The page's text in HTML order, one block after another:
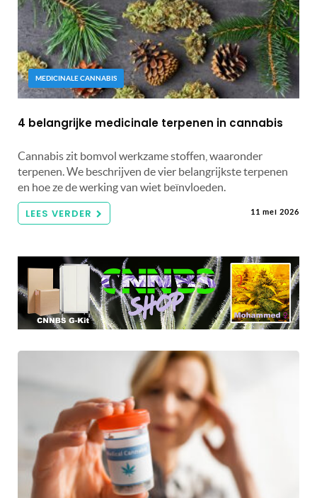
MEDICINALE CANNABIS
4 belangrijke medicinale terpenen in cannabis
Cannabis zit bomvol werkzame stoffen, waaronder
terpenen. We beschrijven de vier belangrijkste terpenen
en hoe ze de werking van wiet beïnvloeden.
LEES VERDER 11 mei 2026